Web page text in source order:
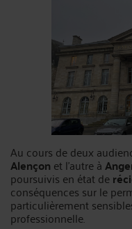
Au cours de deux
Alençon et l’autre à
poursuivis en état de
conséquences sur le
particulièrement
professionnelle.